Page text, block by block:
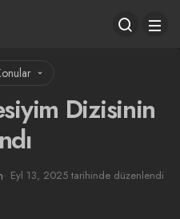
Dizisinin
Eyl 13, 2025 tarihinde düzenlendi